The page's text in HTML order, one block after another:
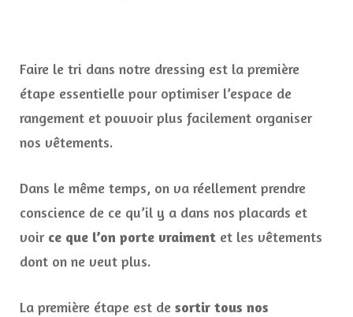
Faire le tri dans notre dressing est la première
étape essentielle pour optimiser l’espace de
rangement et pouvoir plus facilement organiser
nos vêtements.
Dans le même temps, on va réellement prendre
conscience de ce qu’il y a dans nos placards et
voir ce que l’on porte vraiment et les vêtements
dont on ne veut plus.
La première étape est de sortir tous nos